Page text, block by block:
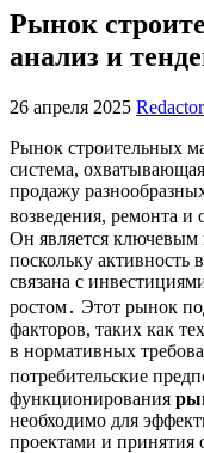
Рынок
анализ и
26 апреля 2025 Redactor
Рынок строительных
система,
продажу
возведения, ремонта
Он является ключевым
поскольку активность
связана с
ростом․ Этот рынок
факторов, таких как
в нормативных
потребительские
функционирования
необходимо для
проектами и